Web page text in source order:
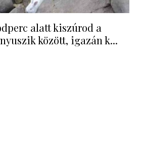
alatt kiszúrod a
között, igazán k...